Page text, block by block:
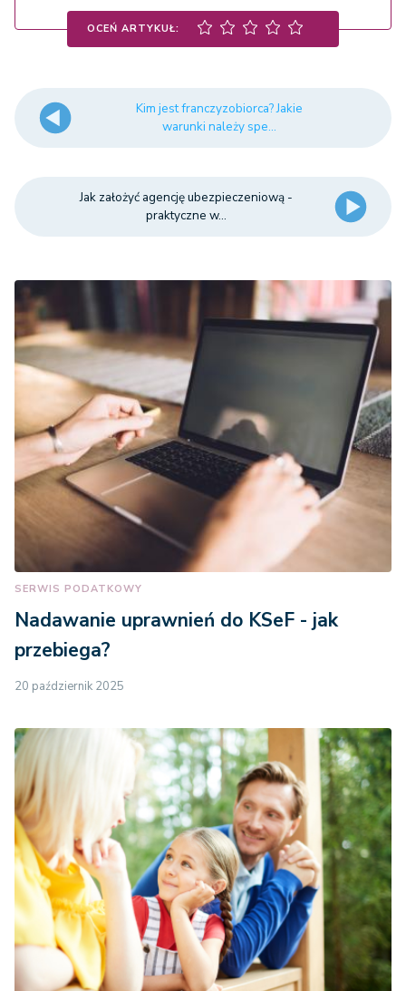
OCEŃ ARTYKUŁ:
Kim jest franczyzobiorca? Jakie
warunki należy spe...
Jak założyć agencję ubezpieczeniową -
praktyczne w...
SERWIS PODATKOWY
Nadawanie uprawnień do KSeF - jak
przebiega?
20 październik 2025